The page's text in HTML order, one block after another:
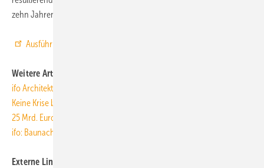
zehn Jahren erhebliche Investitionen notwendig.
Ausführlicher Bericht des ifo Instituts
Weitere Artikel zum Thema auf TGAonline
ifo Architektenumfrage 2010 1.Q: Geschäftsklima leicht eingetrübt
Keine Krise bei Ingenieurunternehmen
25 Mrd. Euro für Geothermie bis 2030
ifo: Baunachfrage wächst nur moderat bis 2018
Externe Links und Links unserer Leser